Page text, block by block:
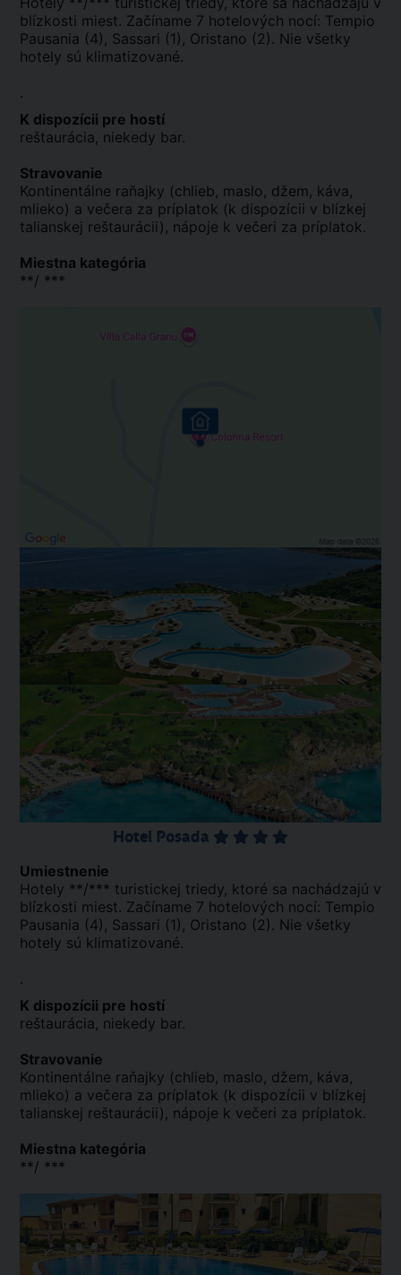
blízkosti miest. Začíname 7 hotelových nocí: Tempio
Pausania (4), Sassari (1), Oristano (2). Nie všetky
hotely sú klimatizované.
.
K dispozícii pre hostí
reštaurácia, niekedy bar.
Stravovanie
Kontinentálne raňajky (chlieb, maslo, džem, káva,
mlieko) a večera za príplatok (k dispozícii v blízkej
talianskej reštaurácii), nápoje k večeri za príplatok.
Miestna kategória
**/ ***
Hotel Posada
Umiestnenie
Hotely **/*** turistickej triedy, ktoré sa nachádzajú v
blízkosti miest. Začíname 7 hotelových nocí: Tempio
Pausania (4), Sassari (1), Oristano (2). Nie všetky
hotely sú klimatizované.
.
K dispozícii pre hostí
reštaurácia, niekedy bar.
Stravovanie
Kontinentálne raňajky (chlieb, maslo, džem, káva,
mlieko) a večera za príplatok (k dispozícii v blízkej
talianskej reštaurácii), nápoje k večeri za príplatok.
Miestna kategória
**/ ***